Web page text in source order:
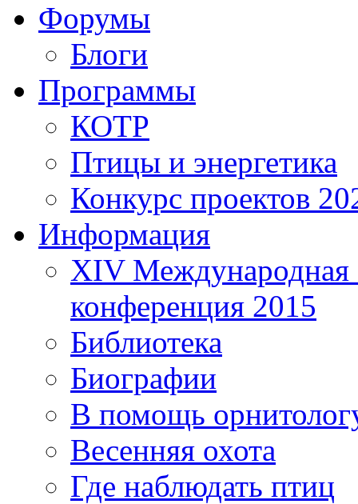
Форумы
Блоги
Программы
КОТР
Птицы и энергетика
Конкурс проектов
Информация
XIV Международная
конференция 2015
Библиотека
Биографии
В помощь
Весенняя охота
Где наблюдать птиц